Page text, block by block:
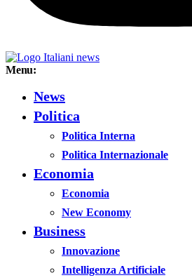
Menu:
News
Politica
Politica Interna
Politica Internazionale
Economia
Economia
New Economy
Business
Innovazione
Intelligenza Artificiale